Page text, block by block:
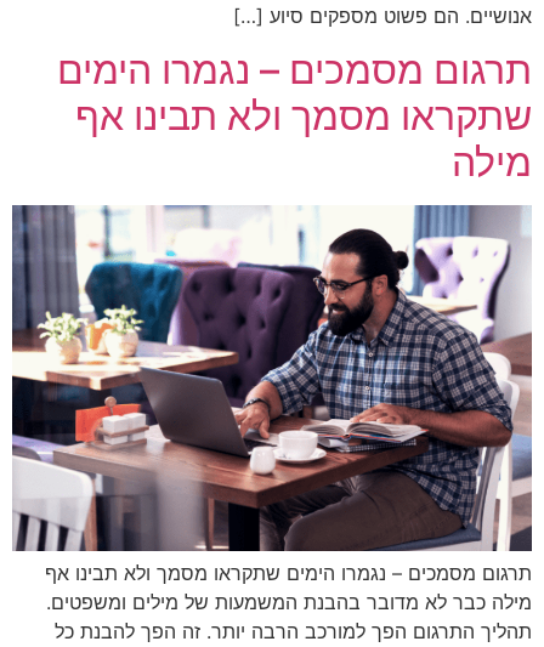
אנושיים. הם פשוט מספקים סיוע […]
תרגום מסמכים – נגמרו הימים
שתקראו מסמך ולא תבינו אף
מילה
תרגום מסמכים – נגמרו הימים שתקראו מסמך ולא תבינו אף
מילה כבר לא מדובר בהבנת המשמעות של מילים ומשפטים.
תהליך התרגום הפך למורכב הרבה יותר. זה הפך להבנת כל